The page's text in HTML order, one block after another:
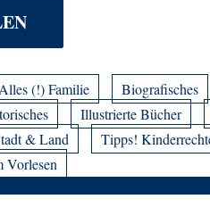
Alles (!) Familie Biografisches
Illustrierte Bücher
& Land Tipps!
Vorlesen